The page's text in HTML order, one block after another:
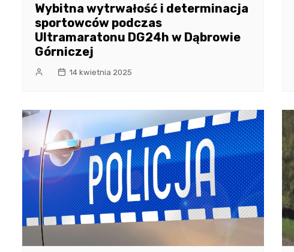
Wybitna wytrwałość i determinacja
sportowców podczas
Ultramaratonu DG24h w Dąbrowie
Górniczej
14 kwietnia 2025